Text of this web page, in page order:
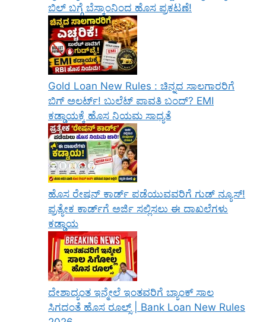
ಬಿಲ್ ಬಗ್ಗೆ ಬೆಸ್ಕಾಂನಿಂದ ಹೊಸ ಪ್ರಕಟಣೆ!
Gold Loan New Rules : ಚಿನ್ನದ ಸಾಲಗಾರರಿಗೆ
ಬಿಗ್ ಅಲರ್ಟ್! ಬುಲೆಟ್ ಪಾವತಿ ಬಂದ್? EMI
ಕಡ್ಡಾಯಕ್ಕೆ ಹೊಸ ನಿಯಮ ಸಾಧ್ಯತೆ
ಹೊಸ ರೇಷನ್ ಕಾರ್ಡ್ ಪಡೆಯುವವರಿಗೆ ಗುಡ್ ನ್ಯೂಸ್!
ಪ್ರತ್ಯೇಕ ಕಾರ್ಡ್‌ಗೆ ಅರ್ಜಿ ಸಲ್ಲಿಸಲು ಈ ದಾಖಲೆಗಳು
ಕಡ್ಡಾಯ
ದೇಶಾದ್ಯಂತ ಇನ್ಮೇಲೆ ಇಂತವರಿಗೆ ಬ್ಯಾಂಕ್ ಸಾಲ
ಸಿಗದಂತೆ ಹೊಸ ರೂಲ್ಸ್ | Bank Loan New Rules